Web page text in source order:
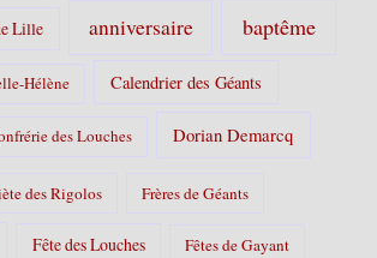
Lille anniversaire baptême
Hélène Calendrier des Géants
des Louches Dorian Demarcq
des Rigolos Frères de Géants
Fête des Louches Fêtes de Gayant